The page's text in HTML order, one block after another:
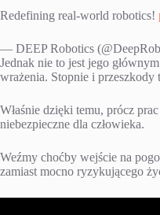
Redefining real-world robotics!
— DEEP Robotics
Jednak nie to jest jego
wrażenia. Stopnie i przeszkody
Właśnie dzięki temu, prócz
niebezpieczne dla człowieka.
Weźmy choćby wejście na
zamiast mocno ryzykującego